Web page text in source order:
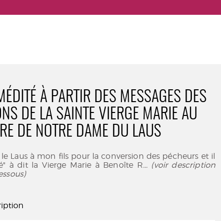
À PARTIR DES MESSAGES DES
DE LA SAINTE VIERGE MARIE AU
DE NOTRE DAME DU LAUS
Laus à mon fils pour la conversion des pécheurs et il
à dit la Vierge Marie à Benoîte R... (voir description